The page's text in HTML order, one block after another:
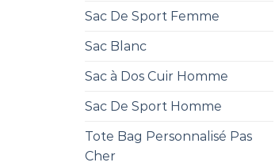
Sac De Sport Femme
Sac Blanc
Sac à Dos Cuir Homme
Sac De Sport Homme
Tote Bag Personnalisé Pas
Cher